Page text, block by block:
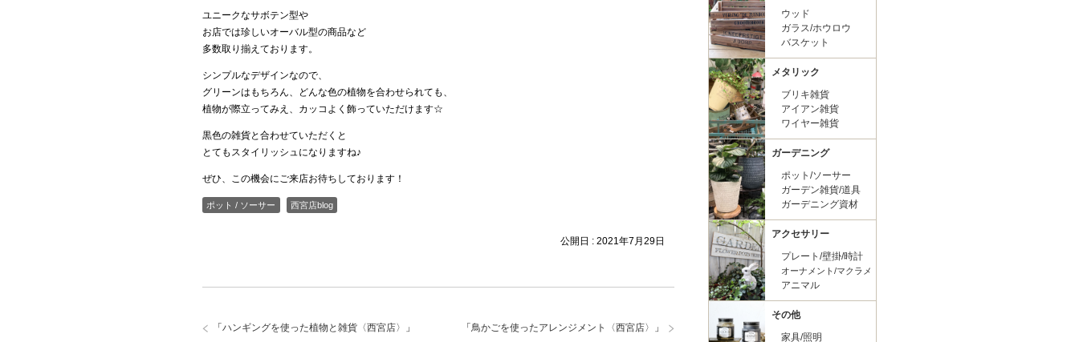
ユニークなサボテン型や
お店では珍しいオーバル型の商品など
多数取り揃えております。
シンプルなデザインなので、
グリーンはもちろん、どんな色の植物を合わせられても、
植物が際立ってみえ、カッコよく飾っていただけます☆
黒色の雑貨と合わせていただくと
とてもスタイリッシュになりますね♪
ぜひ、この機会にご来店お待ちしております！
ポット / ソーサー 西宮店blog
公開日 : 2021年7月29日
「 鳥かごを使ったアレンジメント〈西宮店〉 」
「 ハンギングを使った植物と雑貨〈西宮店〉 」
ウッド
ガラス/ホウロウ
バスケット
メタリック
ブリキ雑貨
アイアン雑貨
ワイヤー雑貨
ガーデニング
ポット/ソーサー
ガーデン雑貨/道具
ガーデニング資材
アクセサリー
プレート/壁掛/時計
オーナメント/マクラメ
アニマル
その他
家具/照明